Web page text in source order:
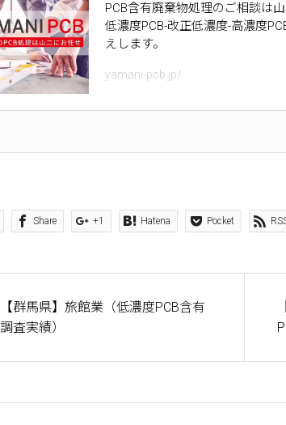
PCB含有廃棄物処理のご相談は
低濃度PCB-改正低濃度-高濃度
えします。
yamani-pcb.jp/
Share +1 Hatena Pocket
【群馬県】旅館業（低濃度PCB含有
調査実績）